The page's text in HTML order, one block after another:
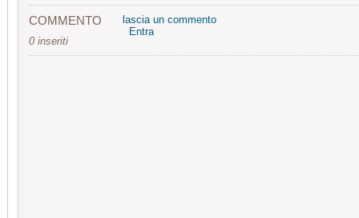
COMMENTO
0 inseriti
lascia un commento
Entra